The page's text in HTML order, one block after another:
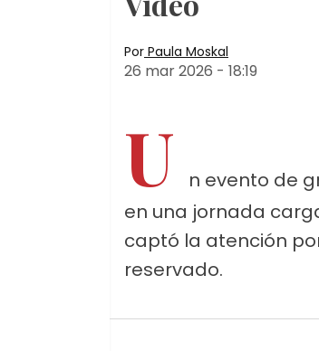
Por Paula Moskal
26 mar 2026 - 18:19
U
n evento de
en una jornada
captó la atención
reservado.